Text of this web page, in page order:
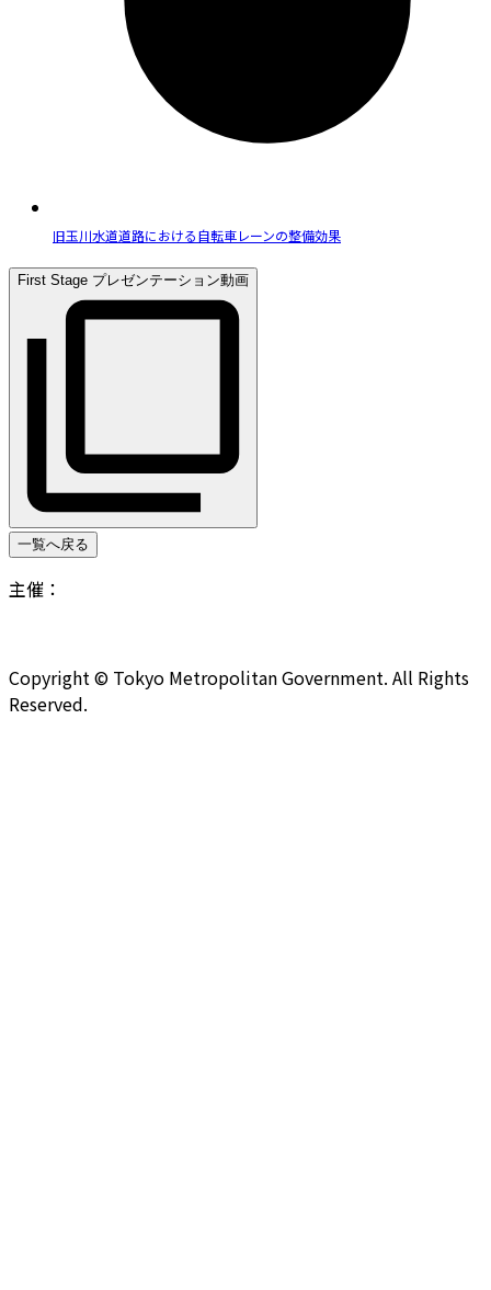
旧玉川水道道路における自転車レーンの整備効果
First Stage プレゼンテーション動画
一覧へ戻る
主催：
Copyright © Tokyo Metropolitan Government. All Rights
Reserved.